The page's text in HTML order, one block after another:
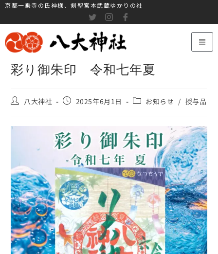
京都一乗寺の氏神様、剣聖宮本武蔵ゆかりの社
彩り御朱印 令和七年夏
八大神社 2025年6月1日 お知らせ / 授与品